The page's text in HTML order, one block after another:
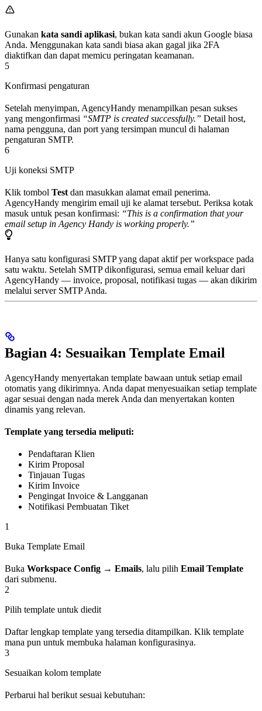
Gunakan kata sandi aplikasi, bukan kata sandi akun Google biasa
Anda. Menggunakan kata sandi biasa akan gagal jika 2FA
diaktifkan dan dapat memicu peringatan keamanan.
5
Konfirmasi pengaturan
Setelah menyimpan, AgencyHandy menampilkan pesan sukses
yang mengonfirmasi “SMTP is created successfully.” Detail host,
nama pengguna, dan port yang tersimpan muncul di halaman
pengaturan SMTP.
6
Uji koneksi SMTP
Klik tombol Test dan masukkan alamat email penerima.
AgencyHandy mengirim email uji ke alamat tersebut. Periksa kotak
masuk untuk pesan konfirmasi: “This is a confirmation that your
email setup in Agency Handy is working properly.”
Hanya satu konfigurasi SMTP yang dapat aktif per workspace pada
satu waktu. Setelah SMTP dikonfigurasi, semua email keluar dari
AgencyHandy — invoice, proposal, notifikasi tugas — akan dikirim
melalui server SMTP Anda.
Bagian 4: Sesuaikan Template Email
AgencyHandy menyertakan template bawaan untuk setiap email
otomatis yang dikirimnya. Anda dapat menyesuaikan setiap template
agar sesuai dengan nada merek Anda dan menyertakan konten
dinamis yang relevan.
Template yang tersedia meliputi:
Pendaftaran Klien
Kirim Proposal
Tinjauan Tugas
Kirim Invoice
Pengingat Invoice & Langganan
Notifikasi Pembuatan Tiket
1
Buka Template Email
Buka Workspace Config → Emails, lalu pilih Email Template
dari submenu.
2
Pilih template untuk diedit
Daftar lengkap template yang tersedia ditampilkan. Klik template
mana pun untuk membuka halaman konfigurasinya.
3
Sesuaikan kolom template
Perbarui hal berikut sesuai kebutuhan: